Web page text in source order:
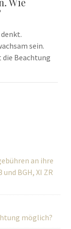
sein.
Beachtung
an ihre
BGH, XI ZR
möglich?